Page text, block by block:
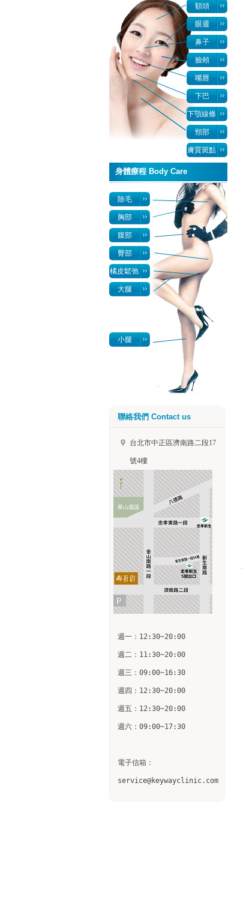
額頭
眼週
鼻子
臉頰
嘴唇
下巴
下顎線條
頸部
膚質斑點
身體療程 Body Care
除毛
胸部
腹部
臀部
橘皮鬆弛
大腿
小腿
聯絡我們 Contact us
台北市中正區濟南路二段17
號4樓
週一：12:30~20:00
週二：11:30~20:00
週三：09:00~16:30
週四：12:30~20:00
週五：12:30~20:00
週六：09:00~17:30
電子信箱：
service@keywayclinic.com